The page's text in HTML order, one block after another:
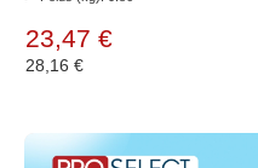
23,47 €
28,16 €